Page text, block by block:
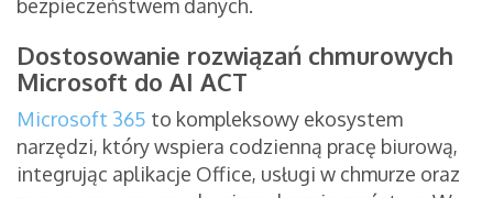
bezpieczeństwem danych.
Dostosowanie rozwiązań chmurowych
Microsoft do AI ACT
Microsoft 365 to kompleksowy ekosystem
narzędzi, który wspiera codzienną pracę biurową,
integrując aplikacje Office, usługi w chmurze oraz